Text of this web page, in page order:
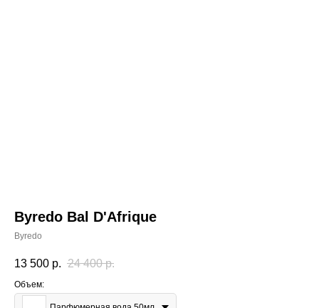
Byredo Bal D'Afrique
Byredo
13 500 р. 24 400 р.
Объем: